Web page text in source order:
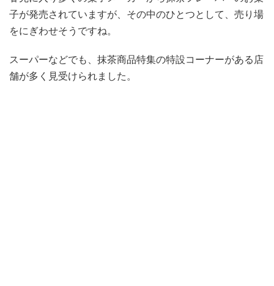
子が発売されていますが、その中のひとつとして、売り場
をにぎわせそうですね。
スーパーなどでも、抹茶商品特集の特設コーナーがある店
舗が多く見受けられました。